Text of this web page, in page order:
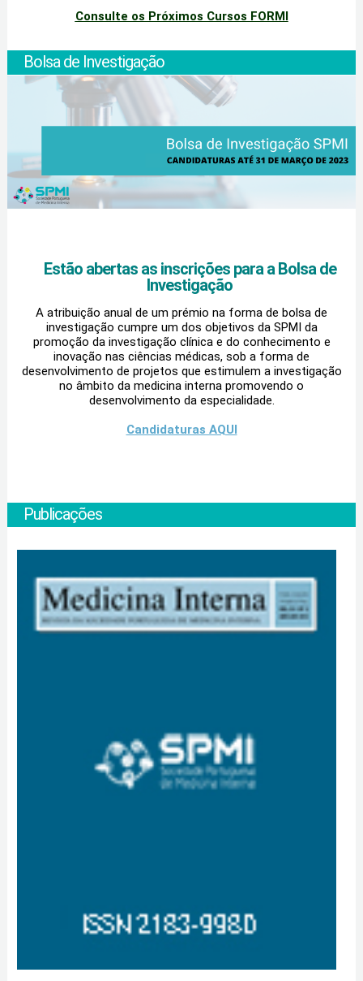
Consulte os Próximos Cursos FORMI
Bolsa de Investigação
Estão abertas as inscrições para a Bolsa de
Investigação
A atribuição anual de um prémio na forma de bolsa de
investigação cumpre um dos objetivos da SPMI da
promoção da investigação clínica e do conhecimento e
inovação nas ciências médicas, sob a forma de
desenvolvimento de projetos que estimulem a investigação
no âmbito da medicina interna promovendo o
desenvolvimento da especialidade.
Candidaturas AQUI
Publicações